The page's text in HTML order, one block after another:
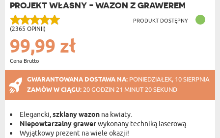
PROJEKT WŁASNY - WAZON Z GRAWEREM
(2365 OPINII)
PRODUKT DOSTĘPNY
99,99 zł
Cena Brutto
GWARANTOWANA DOSTAWA NA: PONIEDZIAŁEK, 10 SIERPNIA
ZAMÓW W CIĄGU: 20 GODZIN 21 MINUT 19 SEKUND
Elegancki,szklany wazon na kwiaty.
Niepowtarzalny grawerwykonany techniką laserową.
Wyjątkowy prezent na wiele okazji!